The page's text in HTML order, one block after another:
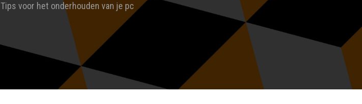
Tips voor het onderhouden van je pc